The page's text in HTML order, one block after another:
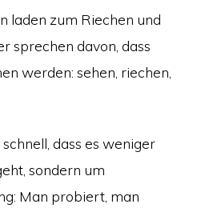
laden zum Riechen und
sprechen davon, dass
werden: sehen, riechen,
dass es weniger
sondern um
Man probiert, man